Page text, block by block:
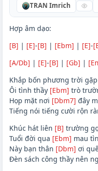
TRAN Imrich
Hợp âm dạo:
[B] | [E]-[B] | [Ebm] | [E]-
[A/Db] | [E]-[B] | [Gb] |
Khắp bốn phương trời gặp
Ôi tình thầy [Ebm] trò
Họp mặt nơi [Dbm7] đây
Tiếng nói tiếng cười rộn
Khúc hát liên [B] trường
Tuổi đời qua [Ebm] mau
Này bạn thân [Dbm] ơi
Đèn sách công thầy nên